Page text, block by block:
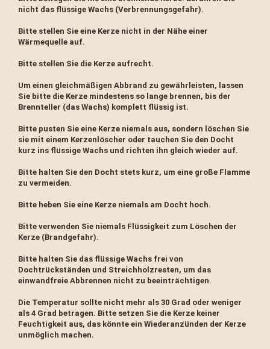
nicht das flüssige Wachs (Verbrennungsgefahr).
Bitte stellen Sie eine Kerze nicht in der Nähe einer
Wärmequelle auf.
Bitte stellen Sie die Kerze aufrecht.
Um einen gleichmäßigen Abbrand zu gewährleisten, lassen
Sie bitte die Kerze mindestens so lange brennen, bis der
Brennteller (das Wachs) komplett flüssig ist.
Bitte pusten Sie eine Kerze niemals aus, sondern löschen Sie
sie mit einem Kerzenlöscher oder tauchen Sie den Docht
kurz ins flüssige Wachs und richten ihn gleich wieder auf.
Bitte halten Sie den Docht stets kurz, um eine große Flamme
zu vermeiden.
Bitte heben Sie eine Kerze niemals am Docht hoch.
Bitte verwenden Sie niemals Flüssigkeit zum Löschen der
Kerze (Brandgefahr).
Bitte halten Sie das flüssige Wachs frei von
Dochtrückständen und Streichholzresten, um das
einwandfreie Abbrennen nicht zu beeinträchtigen.
Die Temperatur sollte nicht mehr als 30 Grad oder weniger
als 4 Grad betragen. Bitte setzen Sie die Kerze keiner
Feuchtigkeit aus, das könnte ein Wiederanzünden der Kerze
unmöglich machen.